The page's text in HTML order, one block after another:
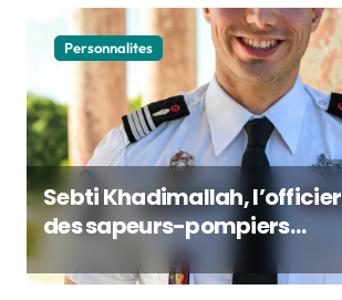
Personnalites
Sebti Khadimallah, l’officier
des sapeurs-pompiers
devenu porte-voix de la
sécurité civile française